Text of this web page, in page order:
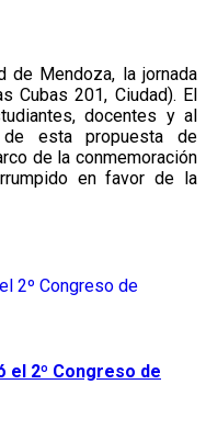
de Mendoza, la jornada
Cubas 201, Ciudad). El
docentes y al
esta propuesta de
de la conmemoración
en favor de la
el 2º Congreso de